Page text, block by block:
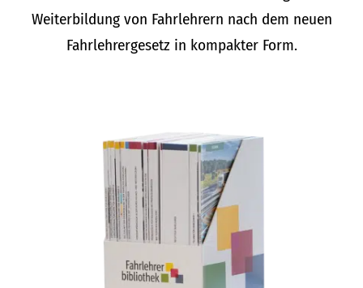
Weiterbildung von Fahrlehrern nach dem neuen
Fahrlehrergesetz in kompakter Form.